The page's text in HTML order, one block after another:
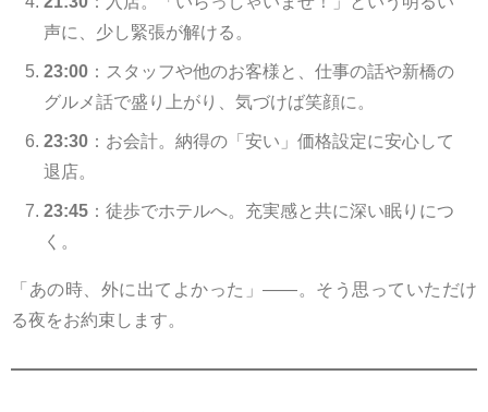
声に、少し緊張が解ける。
23:00 ：スタッフや他のお客様と、仕事の話や新橋の
グルメ話で盛り上がり、気づけば笑顔に。
23:30 ：お会計。納得の「安い」価格設定に安心して
退店。
23:45 ：徒歩でホテルへ。充実感と共に深い眠りにつ
く。
「あの時、外に出てよかった」――。そう思っていただけ
る夜をお約束します。